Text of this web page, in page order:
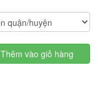
Thêm vào giỏ hàng